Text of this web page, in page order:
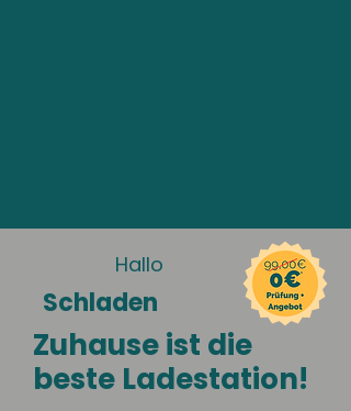
Hallo
Schladen
Zuhause ist die
beste Ladestation!